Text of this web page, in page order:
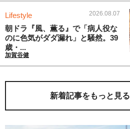
Lifestyle 2026.08.07
朝ドラ『風、薫る』で「病人役な
のに色気がダダ漏れ」と騒然。39
歳・...
加賀谷健
新着記事をもっと見る